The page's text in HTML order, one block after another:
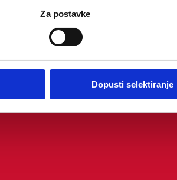
Za postavke
Dopusti selektiranje